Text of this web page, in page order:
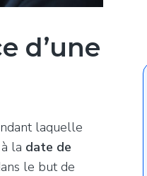
d’une
laquelle
la date de
le but de